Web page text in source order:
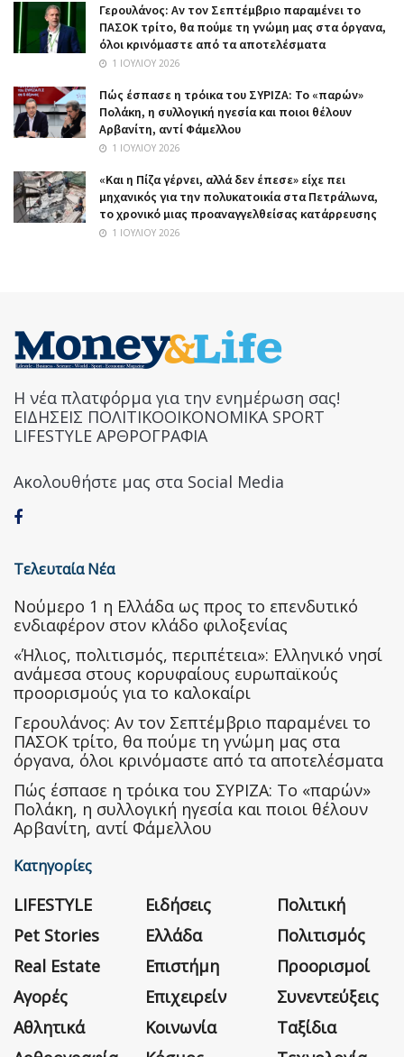
Γερουλάνος: Αν τον Σεπτέμβριο παραμένει το
ΠΑΣΟΚ τρίτο, θα πούμε τη γνώμη μας στα όργανα,
όλοι κρινόμαστε από τα αποτελέσματα
1 ΙΟΥΛΊΟΥ 2026
Πώς έσπασε η τρόικα του ΣΥΡΙΖΑ: Το «παρών»
Πολάκη, η συλλογική ηγεσία και ποιοι θέλουν
Αρβανίτη, αντί Φάμελλου
1 ΙΟΥΛΊΟΥ 2026
«Και η Πίζα γέρνει, αλλά δεν έπεσε» είχε πει
μηχανικός για την πολυκατοικία στα Πετράλωνα,
το χρονικό μιας προαναγγελθείσας κατάρρευσης
1 ΙΟΥΛΊΟΥ 2026
Η νέα πλατφόρμα για την ενημέρωση σας!
ΕΙΔΗΣΕΙΣ ΠΟΛΙΤΙΚΟΟΙΚΟΝΟΜΙΚΑ SPORT
LIFESTYLE ΑΡΘΡΟΓΡΑΦΙΑ
Ακολουθήστε μας στα Social Media
Τελευταία Νέα
Nούμερο 1 η Ελλάδα ως προς το επενδυτικό
ενδιαφέρον στον κλάδο φιλοξενίας
«Ήλιος, πολιτισμός, περιπέτεια»: Ελληνικό νησί
ανάμεσα στους κορυφαίους ευρωπαϊκούς
προορισμούς για το καλοκαίρι
Γερουλάνος: Αν τον Σεπτέμβριο παραμένει το
ΠΑΣΟΚ τρίτο, θα πούμε τη γνώμη μας στα
όργανα, όλοι κρινόμαστε από τα αποτελέσματα
Πώς έσπασε η τρόικα του ΣΥΡΙΖΑ: Το «παρών»
Πολάκη, η συλλογική ηγεσία και ποιοι θέλουν
Αρβανίτη, αντί Φάμελλου
Κατηγορίες
LIFESTYLE
Pet Stories
Real Estate
Αγορές
Αθλητικά
Ειδήσεις
Ελλάδα
Επιστήμη
Επιχειρείν
Κοινωνία
Πολιτική
Πολιτισμός
Προορισμοί
Συνεντεύξεις
Ταξίδια